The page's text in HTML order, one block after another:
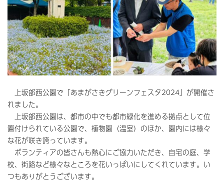
上坂部西公園で「あまがさきグリーンフェスタ2024」が開催さ
れました。
上坂部西公園は、都市の中でも都市緑化を進める拠点として位
置付けられている公園で、植物園（温室）のほか、園内には様々
な花が咲き誇っています。
ボランティアの皆さんも熱心にご協力いただき、自宅の庭、学
校、街路など様々なところを花いっぱいにしてくれています。い
つもありがとうございます。